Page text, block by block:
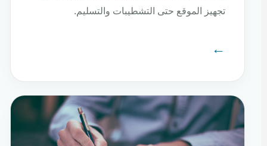
تجهيز الموقع حتى التشطيبات والتسليم.
←